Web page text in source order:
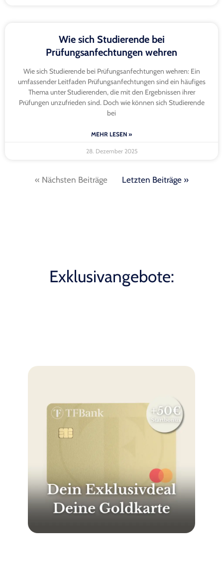
Wie sich Studierende bei
Prüfungsanfechtungen wehren
Wie sich Studierende bei Prüfungsanfechtungen wehren: Ein
umfassender Leitfaden Prüfungsanfechtungen sind ein häufiges
Thema unter Studierenden, die mit den Ergebnissen ihrer
Prüfungen unzufrieden sind. Doch wie können sich Studierende
bei
MEHR LESEN »
28. Dezember 2025
« Nächsten Beiträge Letzten Beiträge »
Exklusivangebote: